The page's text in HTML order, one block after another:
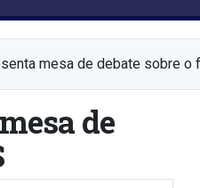
mesa de debate sobre o
de